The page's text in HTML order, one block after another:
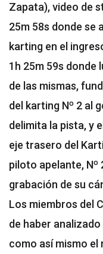
Zapata), video de
25m 58s donde se
karting en el
1h 25m 59s donde
de las mismas,
del karting Nº 2 al
delimita la pista, y
eje trasero del
piloto apelante, Nº
grabación de su
Los miembros del
de haber
como así mismo el